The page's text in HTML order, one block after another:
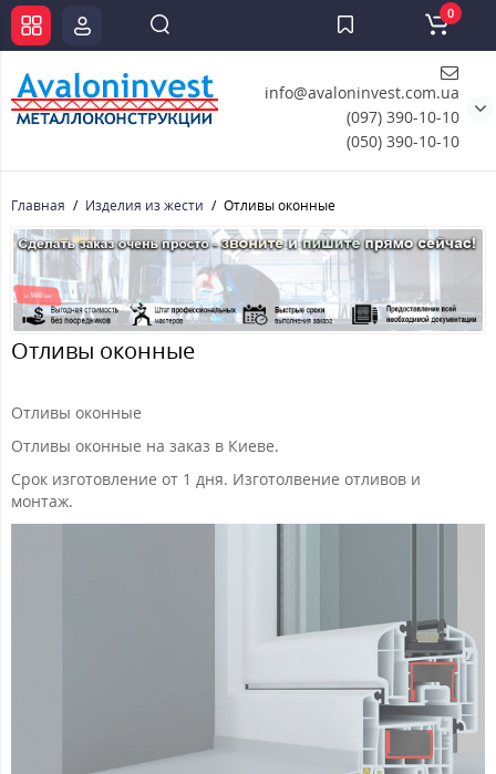
info@avaloninvest.com.ua
(097) 390-10-10
(050) 390-10-10
0
Главная Изделия из жести Отливы оконные
Отливы оконные
Отливы оконные
Отливы оконные на заказ в Киеве.
Срок изготовление от 1 дня. Изготолвение отливов и
монтаж.